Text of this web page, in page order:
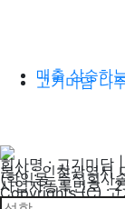
매출 상승하
고기미담 나
회사명 : 고기미담
본사 : 인천광역시
(학익동, 주식회사
사업자등록번호 :
Copyrights (C) 고